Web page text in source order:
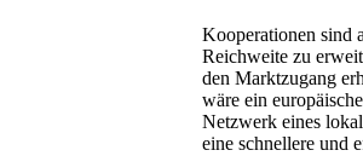
Kooperationen sind
Reichweite zu
den Marktzugang
wäre ein
Netzwerk eines
eine schnellere und